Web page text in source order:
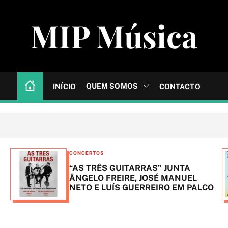
MIP Música
INÍCIO QUEM SOMOS CONTACTO
C
a
t
e
g
o
CONCERTOS
“AS TRÊS GUITARRAS” JUNTA
ÂNGELO FREIRE, JOSÉ MANUEL
NETO E LUÍS GUERREIRO EM PALCO